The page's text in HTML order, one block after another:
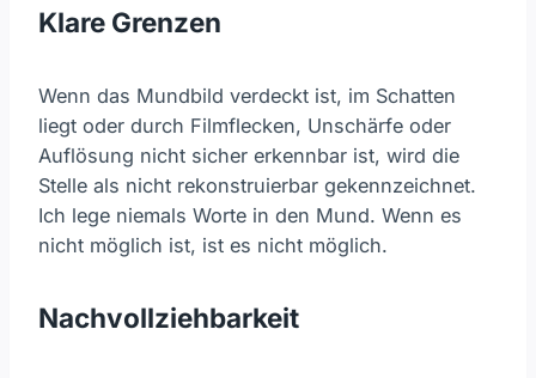
Klare Grenzen
Wenn das Mundbild verdeckt ist, im Schatten
liegt oder durch Filmflecken, Unschärfe oder
Auflösung nicht sicher erkennbar ist, wird die
Stelle als nicht rekonstruierbar gekennzeichnet.
Ich lege niemals Worte in den Mund. Wenn es
nicht möglich ist, ist es nicht möglich.
Nachvollziehbarkeit